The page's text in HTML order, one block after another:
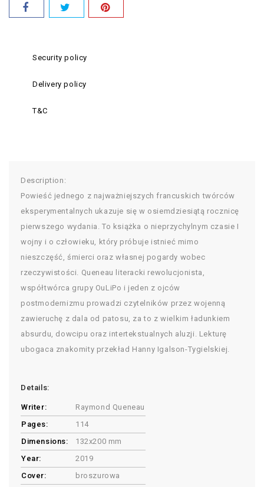
Security policy
Delivery policy
T&C
Description:
Powieść jednego z najważniejszych francuskich twórców
eksperymentalnych ukazuje się w osiemdziesiątą rocznicę
pierwszego wydania. To książka o nieprzychylnym czasie I
wojny i o człowieku, który próbuje istnieć mimo
nieszczęść, śmierci oraz własnej pogardy wobec
rzeczywistości. Queneau literacki rewolucjonista,
współtwórca grupy OuLiPo i jeden z ojców
postmodernizmu prowadzi czytelników przez wojenną
zawieruchę z dala od patosu, za to z wielkim ładunkiem
absurdu, dowcipu oraz intertekstualnych aluzji. Lekturę
ubogaca znakomity przekład Hanny Igalson-Tygielskiej.
Details:
Writer:
Raymond Queneau
Pages:
114
Dimensions:
132x200 mm
Year:
2019
Cover:
broszurowa